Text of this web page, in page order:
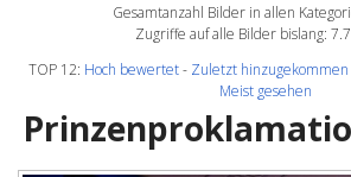
Gesamtanzahl Bilder in allen
Zugriffe auf alle Bilder bislang:
TOP 12: Hoch bewertet- Zuletzt hinzugekommen
Meist gesehen